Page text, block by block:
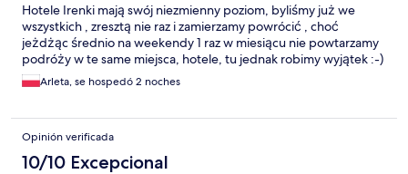
Hotele Irenki mają swój niezmienny poziom, byliśmy już we
wszystkich , zresztą nie raz i zamierzamy powrócić , choć
jeżdżąc średnio na weekendy 1 raz w miesiącu nie powtarzamy
podróży w te same miejsca, hotele, tu jednak robimy wyjątek :-)
Arleta, se hospedó 2 noches
Opinión verificada
10/10 Excepcional